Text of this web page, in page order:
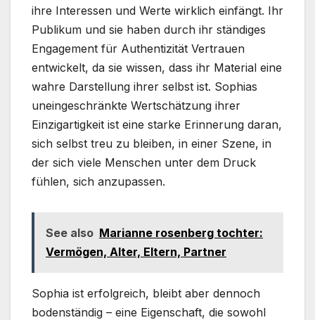
ihre Interessen und Werte wirklich einfängt. Ihr
Publikum und sie haben durch ihr ständiges
Engagement für Authentizität Vertrauen
entwickelt, da sie wissen, dass ihr Material eine
wahre Darstellung ihrer selbst ist. Sophias
uneingeschränkte Wertschätzung ihrer
Einzigartigkeit ist eine starke Erinnerung daran,
sich selbst treu zu bleiben, in einer Szene, in
der sich viele Menschen unter dem Druck
fühlen, sich anzupassen.
See also Marianne rosenberg tochter:
Vermögen, Alter, Eltern, Partner
Sophia ist erfolgreich, bleibt aber dennoch
bodenständig – eine Eigenschaft, die sowohl